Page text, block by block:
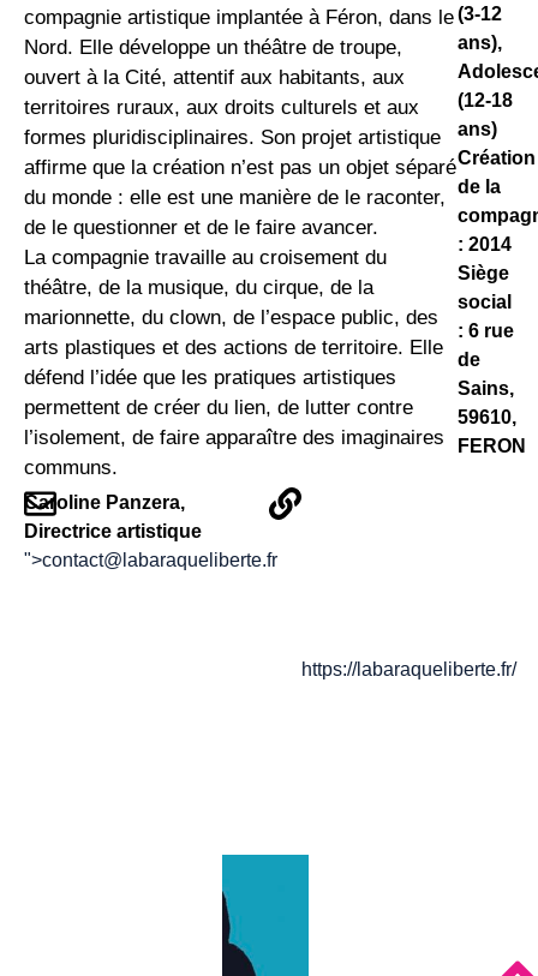
compagnie artistique implantée à Féron, dans le
Nord. Elle développe un théâtre de troupe,
ouvert à la Cité, attentif aux habitants, aux
territoires ruraux, aux droits culturels et aux
formes pluridisciplinaires. Son projet artistique
affirme que la création n’est pas un objet séparé
du monde : elle est une manière de le raconter,
de le questionner et de le faire avancer.
La compagnie travaille au croisement du
théâtre, de la musique, du cirque, de la
marionnette, du clown, de l’espace public, des
arts plastiques et des actions de territoire. Elle
défend l’idée que les pratiques artistiques
permettent de créer du lien, de lutter contre
l’isolement, de faire apparaître des imaginaires
communs.
(3-12
ans),
(12-18
ans)
Création
de la
: 2014
Siège
social
: 6 rue
de
Sains,
59610,
FERON
Caroline Panzera,
Directrice artistique
">contact@labaraqueliberte.fr
https://labaraqueliberte.fr/